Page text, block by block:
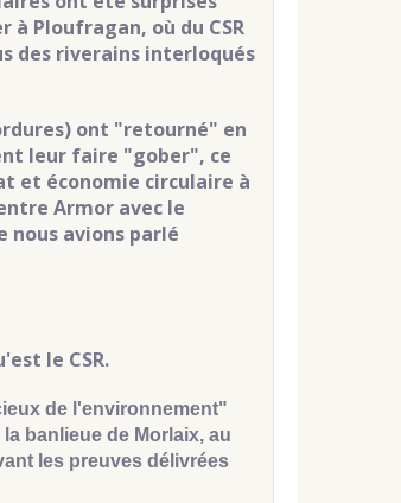
Ploufragan, où du CSR
des riverains interloqués
ont "retourné" en
leur faire "gober", ce
et économie circulaire à
Armor avec le
nous avions parlé
le CSR.
de l'environnement"
banlieue de Morlaix, au
les preuves délivrées